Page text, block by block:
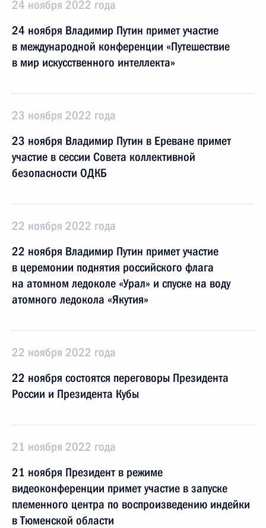
24 ноября 2022 года
24 ноября Владимир Путин примет участие
в международной конференции «Путешествие
в мир искусственного интеллекта»
23 ноября 2022 года
23 ноября Владимир Путин в Ереване примет
участие в сессии Совета коллективной
безопасности ОДКБ
22 ноября 2022 года
22 ноября Владимир Путин примет участие
в церемонии поднятия российского флага
на атомном ледоколе «Урал» и спуске на воду
атомного ледокола «Якутия»
22 ноября 2022 года
22 ноября состоятся переговоры Президента
России и Президента Кубы
21 ноября 2022 года
21 ноября Президент в режиме
видеоконференции примет участие в запуске
племенного центра по воспроизведению индейки
в Тюменской области